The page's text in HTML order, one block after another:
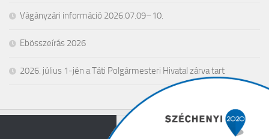
Vágányzári információ 2026.07.09–10.
Ebösszeírás 2026
2026. július 1-jén a Táti Polgármesteri Hivatal zárva tart